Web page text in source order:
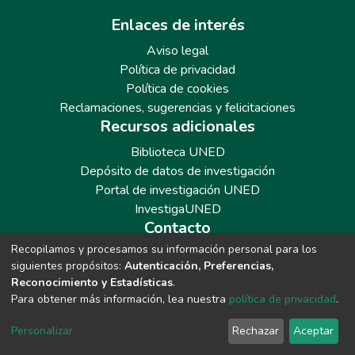
Enlaces de interés
Aviso legal
Política de privacidad
Política de cookies
Reclamaciones, sugerencias y felicitaciones
Recursos adicionales
Biblioteca UNED
Depósito de datos de investigación
Portal de investigación UNED
InvestigaUNED
Contacto
Teléfono: 913986562 / 6643 / 6633 / 8766
Correo: repositoriobiblioteca@adm.uned.es
Recopilamos y procesamos su información personal para los
siguientes propósitos: Autenticación, Preferencias,
Reconocimiento y Estadísticas.
Para obtener más información, lea nuestra política de privacidad.
Personalizar Rechazar Aceptar